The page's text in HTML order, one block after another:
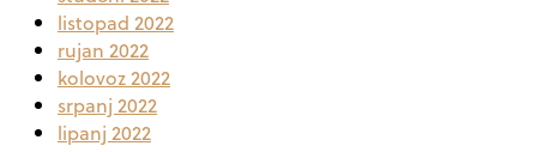
listopad 2022
rujan 2022
kolovoz 2022
srpanj 2022
lipanj 2022